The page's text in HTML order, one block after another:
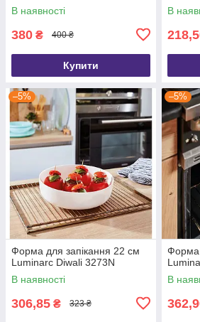
В наявності
380 ₴ 400 ₴
Купити
В
–5%
Форма для запікання 22 см
Luminarc Diwali 3273N
В наявності
306,85 ₴ 323 ₴
–5%
Форма
В